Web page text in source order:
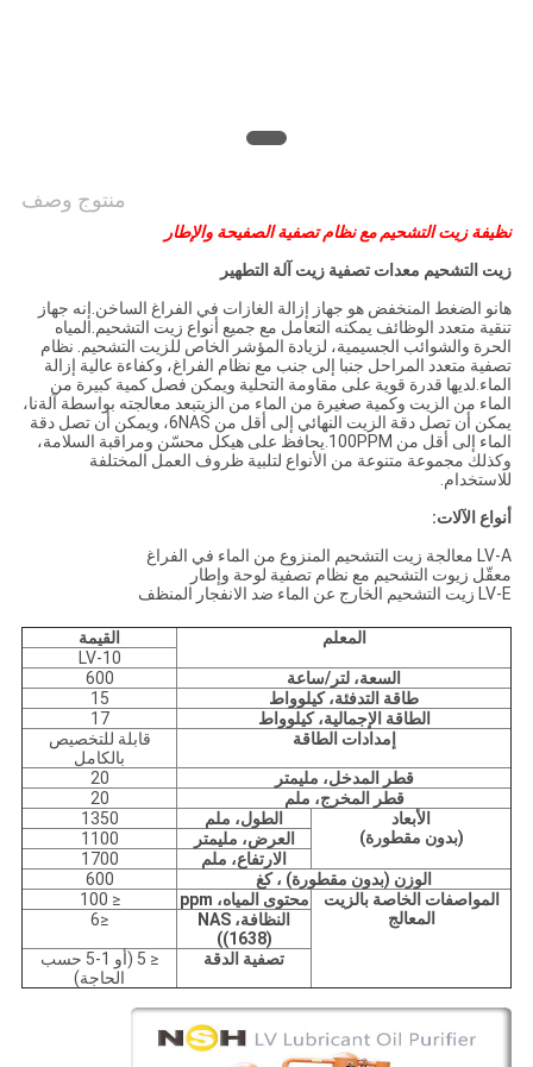
منتوج وصف
نظيفة زيت التشحيم مع نظام تصفية الصفيحة والإطار
زيت التشحيم معدات تصفية زيت آلة التطهير
هانو الضغط المنخفض هو جهاز إزالة الغازات في الفراغ الساخن.إنه جهاز
تنقية متعدد الوظائف يمكنه التعامل مع جميع أنواع زيت التشحيم.المياه
الحرة والشوائب الجسيمية، لزيادة المؤشر الخاص للزيت التشحيم. نظام
تصفية متعدد المراحل جنبا إلى جنب مع نظام الفراغ، وكفاءة عالية إزالة
الماء.لديها قدرة قوية على مقاومة التحلية ويمكن فصل كمية كبيرة من
الماء من الزيت وكمية صغيرة من الماء من الزيتبعد معالجته بواسطة آلةنا،
يمكن أن تصل دقة الزيت النهائي إلى أقل من 6NAS، ويمكن أن تصل دقة
الماء إلى أقل من 100PPM.يحافظ على هيكل محسّن ومراقبة السلامة،
وكذلك مجموعة متنوعة من الأنواع لتلبية ظروف العمل المختلفة
للاستخدام.
أنواع الآلات:
LV-A معالجة زيت التشحيم المنزوع من الماء في الفراغ
معقّل زيوت التشحيم مع نظام تصفية لوحة وإطار
LV-E زيت التشحيم الخارج عن الماء ضد الانفجار المنظف
المعلم
القيمة
LV-10
السعة، لتر/ساعة
600
طاقة التدفئة، كيلوواط
15
الطاقة الإجمالية، كيلوواط
17
إمدادات الطاقة
قابلة للتخصيص
بالكامل
قطر المدخل، مليمتر
20
قطر المخرج، ملم
20
الأبعاد
(بدون مقطورة)
الطول، ملم
1350
العرض، مليمتر
1100
الارتفاع، ملم
1700
الوزن (بدون مقطورة) ، كغ
600
المواصفات الخاصة بالزيت
المعالج
محتوى المياه، ppm
≤ 100
النظافة، NAS
((1638)
≤6
تصفية الدقة
≤ 5 (أو 1-5 حسب
الحاجة)